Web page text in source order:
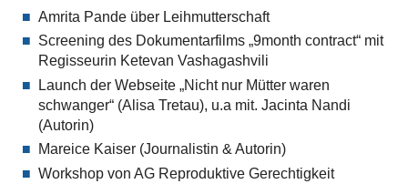
Amrita Pande über Leihmutterschaft
Screening des Dokumentarfilms „9month contract“ mit
Regisseurin Ketevan Vashagashvili
Launch der Webseite „Nicht nur Mütter waren
schwanger“ (Alisa Tretau), u.a mit. Jacinta Nandi
(Autorin)
Mareice Kaiser (Journalistin & Autorin)
Workshop von AG Reproduktive Gerechtigkeit